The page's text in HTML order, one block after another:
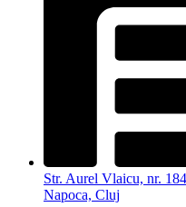
Str. Aurel Vlaicu, nr.
Napoca, Cluj